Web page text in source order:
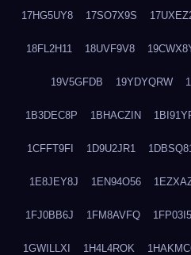
17HG5UY8 17SO7X9S
18FL2H11 18UVF9V8
19V5GFDB 19YDYQRW
1B3DEC8P 1BHACZIN
1CFFT9FI 1D9U2JR1
1E8JEY8J 1EN94O56
1FJ0BB6J 1FM8AVFQ
1GWILLXI 1H4L4ROK